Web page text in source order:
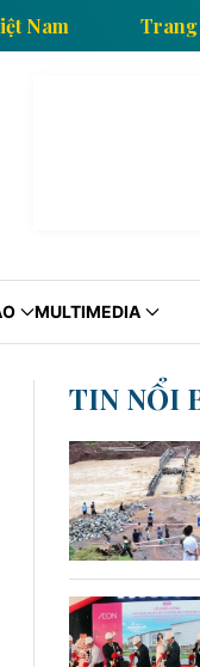
tấn xã Việt Nam
MULTIMEDIA
TIN NỔI